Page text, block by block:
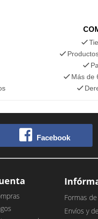
Más de
Facebook
Formas
Envíos y